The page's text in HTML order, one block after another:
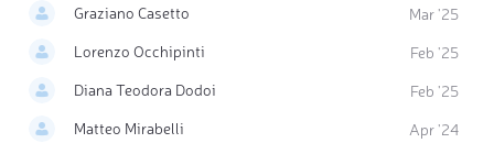
Graziano Casetto
Mar '25
Lorenzo Occhipinti
Feb '25
Diana Teodora Dodoi
Feb '25
Matteo Mirabelli
Apr '24